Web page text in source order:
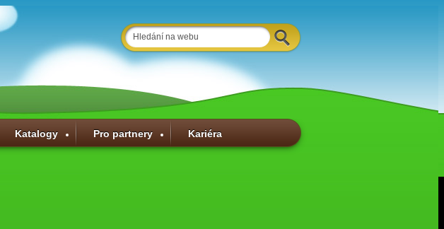
Katalogy Pro partnery Kariéra